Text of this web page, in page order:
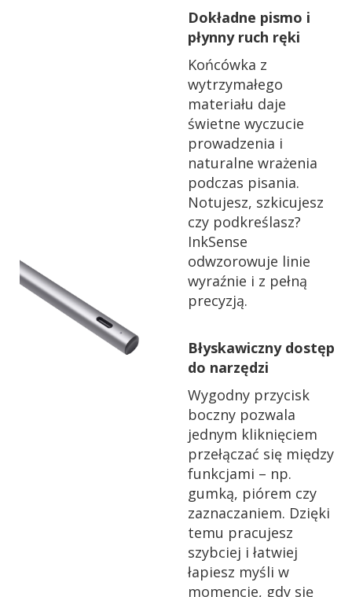
Dokładne pismo i
płynny ruch ręki
Końcówka z
wytrzymałego
materiału daje
świetne wyczucie
prowadzenia i
naturalne wrażenia
podczas pisania.
Notujesz, szkicujesz
czy podkreślasz?
InkSense
odwzorowuje linie
wyraźnie i z pełną
precyzją.
Błyskawiczny dostęp
do narzędzi
Wygodny przycisk
boczny pozwala
jednym kliknięciem
przełączać się między
funkcjami – np.
gumką, piórem czy
zaznaczaniem. Dzięki
temu pracujesz
szybciej i łatwiej
łapiesz myśli w
momencie, gdy się